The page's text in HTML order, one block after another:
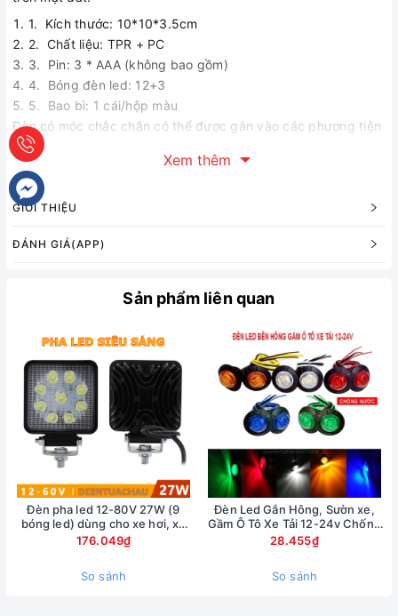
1. Kích thước: 10*10*3.5cm
2. Chất liệu: TPR + PC
3. Pin: 3 * AAA (không bao gồm)
4. Bóng đèn led: 12+3
5. Bao bì: 1 cái/hộp màu
Đèn có móc chắc chắn có thể được gắn vào các phương tiện
khác như xe đạp, xe máy, xe công ten nơ…
Vỏ đèn được bọc nhựa TPR đàn hồi chống sước xe, chống
thấm nước, thấm dầu, chống va đập mạnh.
Xem thêm
GIỚI THIỆU
ĐÁNH GIÁ(APP)
Sản phẩm liên quan
Đèn pha led 12-80V 27W (9
bóng led) dùng cho xe hơi, xe
nâng, xe xúc
176.049₫
So sánh
Đèn Led Gắn Hông, Sườn xe,
Gầm Ô Tô Xe Tải 12-24v Chống
Nước
28.455₫
So sánh